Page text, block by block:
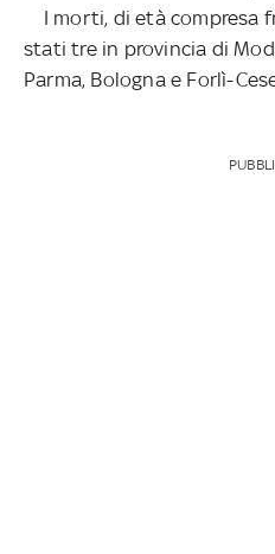
I morti, di età compresa
stati tre in provincia di
Parma, Bologna e Forlì-